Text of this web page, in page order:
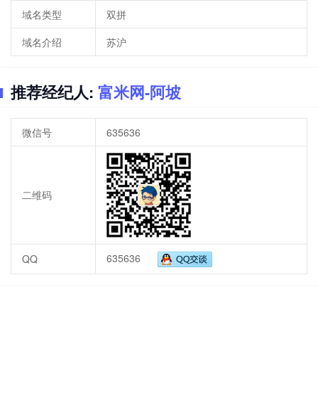
域名类型
双拼
域名介绍
苏沪
推荐经纪人: 富米网-阿坡
微信号 635636
二维码
QQ 635636